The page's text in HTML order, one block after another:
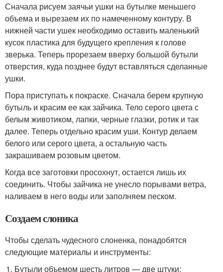
Сначала рисуем заячьи ушки на бутылке меньшего
объема и вырезаем их по намеченному контуру. В
нижней части ушек необходимо оставить маленький
кусок пластика для будущего крепления к голове
зверька. Теперь прорезаем вверху большой бутыли
отверстия, куда позднее будут вставляться сделанные
ушки.
Пора приступать к покраске. Сначала берем крупную
бутыль и красим ее как зайчика. Тело серого цвета с
белым животиком, лапки, черные глазки, ротик и так
далее. Теперь отдельно красим уши. Контур делаем
белого или серого цвета, а остальную часть
закрашиваем розовым цветом.
Когда все заготовки просохнут, остается лишь их
соединить. Чтобы зайчика не унесло порывами ветра,
наливаем в него воды или заполняем песком.
Создаем слоника
Чтобы сделать чудесного слоненка, понадобятся
следующие материалы и инструменты:
Бутыли объемом шесть литров — две штуки;